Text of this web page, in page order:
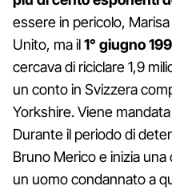
essere in pericolo,
Unito, ma il1° giugno
cercava di riciclare 1,9
un conto in Svizzera
Yorkshire. Viene
Durante il periodo di
Bruno Merico e inizia
un uomo condannato a